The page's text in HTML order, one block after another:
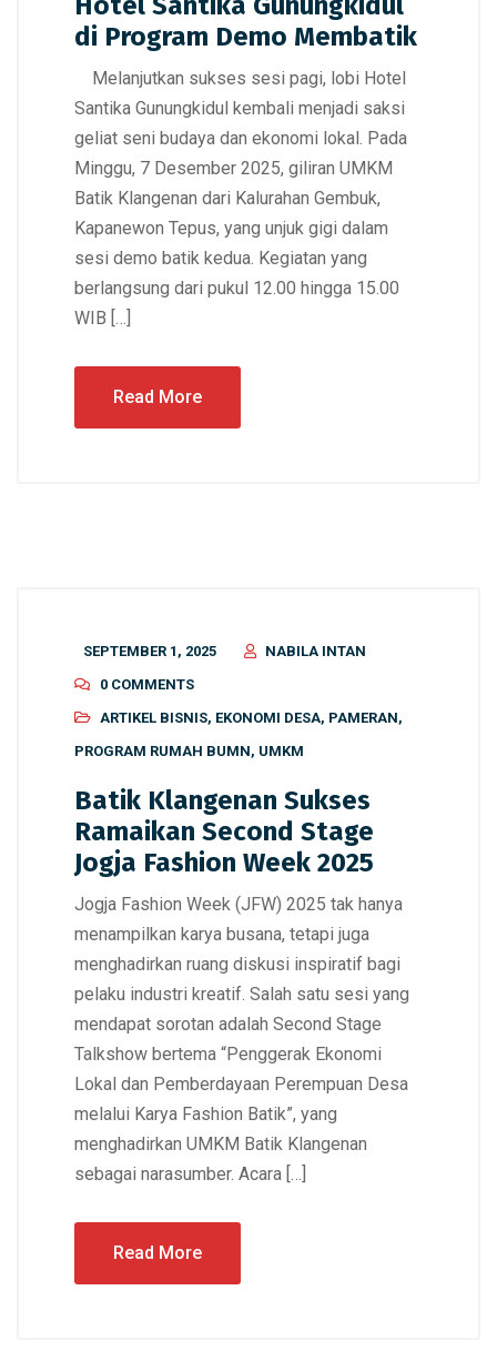
di Program Demo Membatik
Melanjutkan sukses sesi pagi, lobi Hotel
Santika Gunungkidul kembali menjadi saksi
geliat seni budaya dan ekonomi lokal. Pada
Minggu, 7 Desember 2025, giliran UMKM
Batik Klangenan dari Kalurahan Gembuk,
Kapanewon Tepus, yang unjuk gigi dalam
sesi demo batik kedua. Kegiatan yang
berlangsung dari pukul 12.00 hingga 15.00
WIB […]
Read More
SEPTEMBER 1, 2025
NABILA INTAN
0 COMMENTS
ARTIKEL BISNIS, EKONOMI DESA, PAMERAN,
PROGRAM RUMAH BUMN, UMKM
Batik Klangenan Sukses
Ramaikan Second Stage
Jogja Fashion Week 2025
Jogja Fashion Week (JFW) 2025 tak hanya
menampilkan karya busana, tetapi juga
menghadirkan ruang diskusi inspiratif bagi
pelaku industri kreatif. Salah satu sesi yang
mendapat sorotan adalah Second Stage
Talkshow bertema “Penggerak Ekonomi
Lokal dan Pemberdayaan Perempuan Desa
melalui Karya Fashion Batik”, yang
menghadirkan UMKM Batik Klangenan
sebagai narasumber. Acara […]
Read More